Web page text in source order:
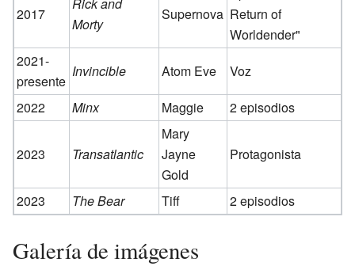
2017
Morty
Supernova Return of
Worldender"
2021-
presente
Invincible Atom Eve
Voz
2022
Minx Maggie 2 episodios
2023 Transatlantic
Mary
Jayne
Gold
Protagonista
2023 The Bear Tiff 2 episodios
Galería de imágenes